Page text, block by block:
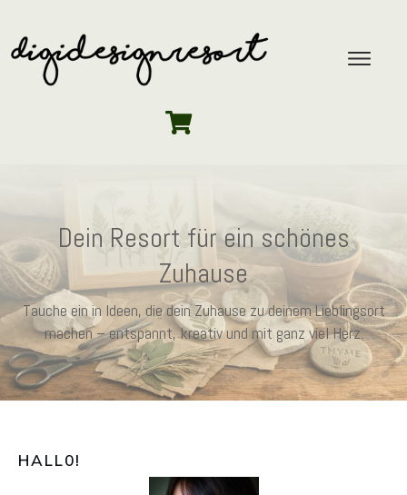
Dein Resort für ein schönes
Zuhause
Tauche ein in Ideen, die dein Zuhause zu deinem Lieblingsort
machen – entspannt, kreativ und mit ganz viel Herz.
HALL0!